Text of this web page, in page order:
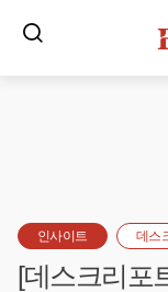
인사이트 데스
[데스크리포